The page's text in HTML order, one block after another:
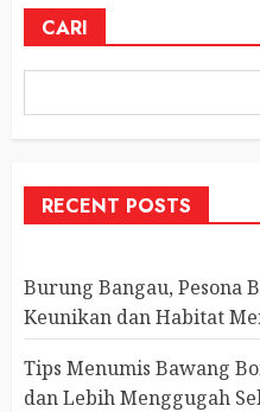
CARI
RECENT POSTS
Burung Bangau, Pesona
Keunikan dan Habitat
Tips Menumis Bawang
dan Lebih Menggugah